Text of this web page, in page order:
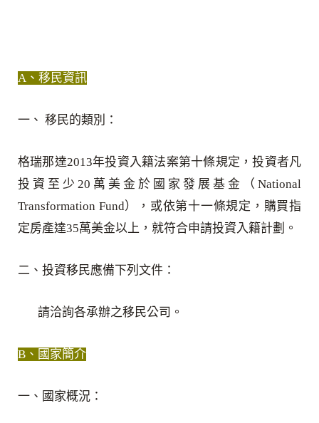
A、移民資訊
一、 移民的類別：
格瑞那達2013年投資入籍法案第十條規定，投資者凡
投資至少20萬美金於國家發展基金（National
Transformation Fund），或依第十一條規定，購買指
定房產達35萬美金以上，就符合申請投資入籍計劃。
二、投資移民應備下列文件：
請洽詢各承辦之移民公司。
B、國家簡介
一、國家概況：